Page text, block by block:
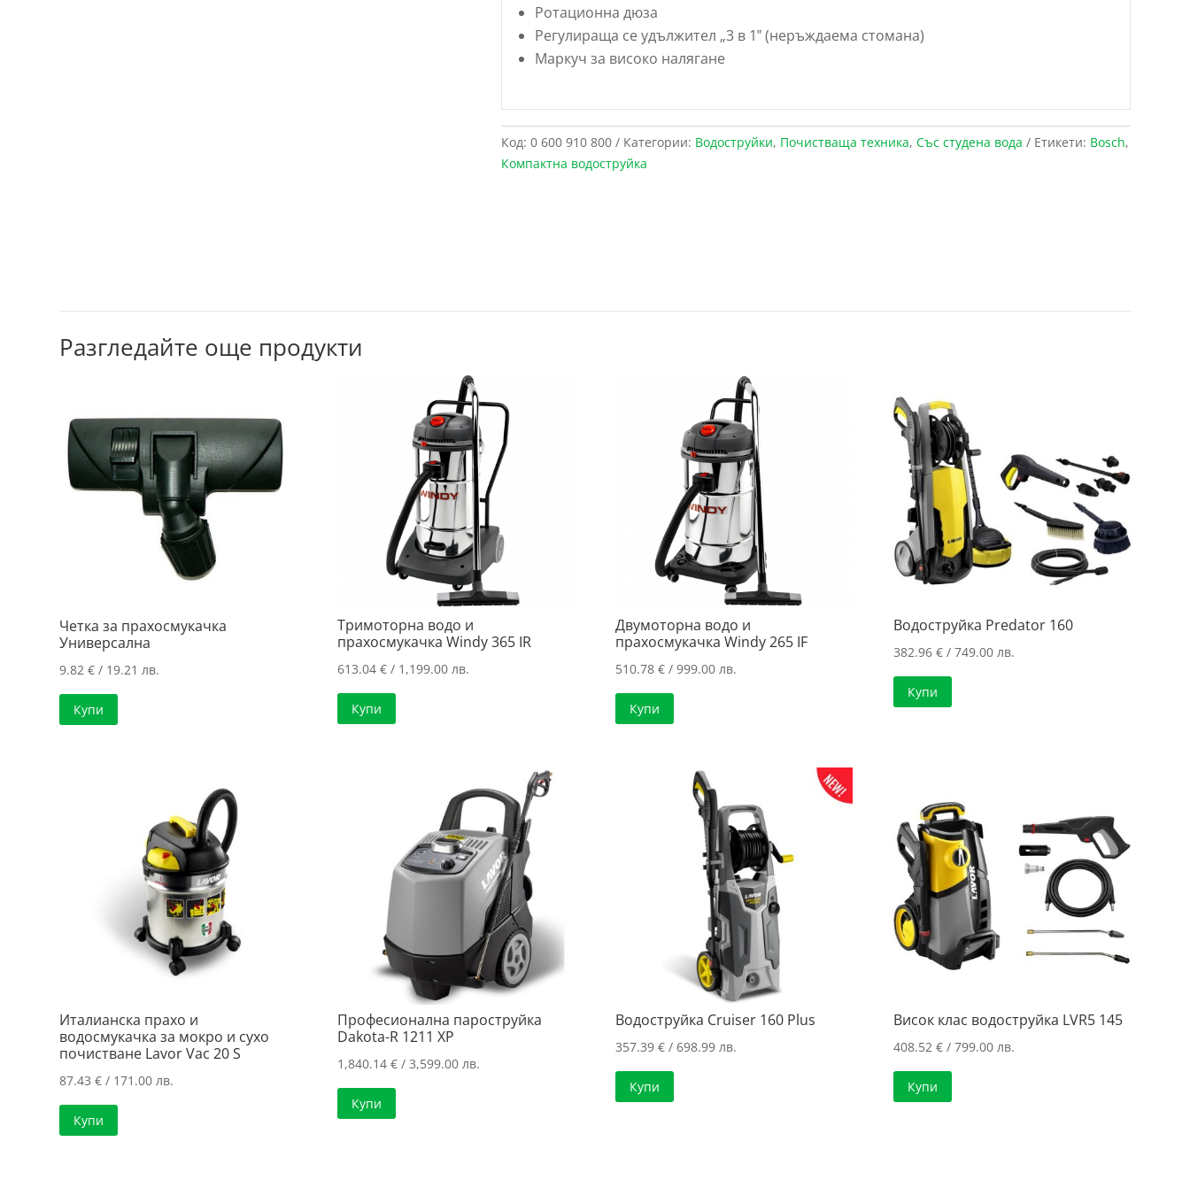
Ротационна дюза
Регулираща се удължител „3 в 1‟ (неръждаема стомана)
Маркуч за високо налягане
Код: 0 600 910 800 Категории: Водоструйки, Почистваща техника, Със студена вода Етикети: Bosch,
Компактна водоструйка
Разгледайте още продукти
Четка за прахосмукачка
Универсална
9.82€ / 19.21 лв.
Купи
Тримоторна водо и
прахосмукачка Windy 365 IR
613.04€ / 1,199.00 лв.
Купи
Двумоторна водо и
прахосмукачка Windy 265 IF
510.78 €/ 999.00 лв.
Купи
Водоструйка Predator 160
382.96 €/ 749.00 лв.
Купи
Италианска прахо и
водосмукачка за мокро и сухо
почистване Lavor Vac 20 S
87.43€ / 171.00 лв.
Купи
Професионална пароструйка
Dakota-R 1211 XP
1,840.14€ / 3,599.00 лв.
Купи
Водоструйка Cruiser 160 Plus
357.39 €/ 698.99 лв.
Купи
Висок клас водоструйка LVR5 145
408.52 €/ 799.00 лв.
Купи